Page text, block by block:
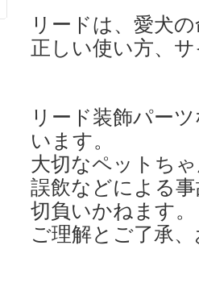
リードは、愛犬
正しい使い方、
リード装飾パー
います。
大切なペットち
誤飲などによる
切負いかねます。
ご理解とご了承